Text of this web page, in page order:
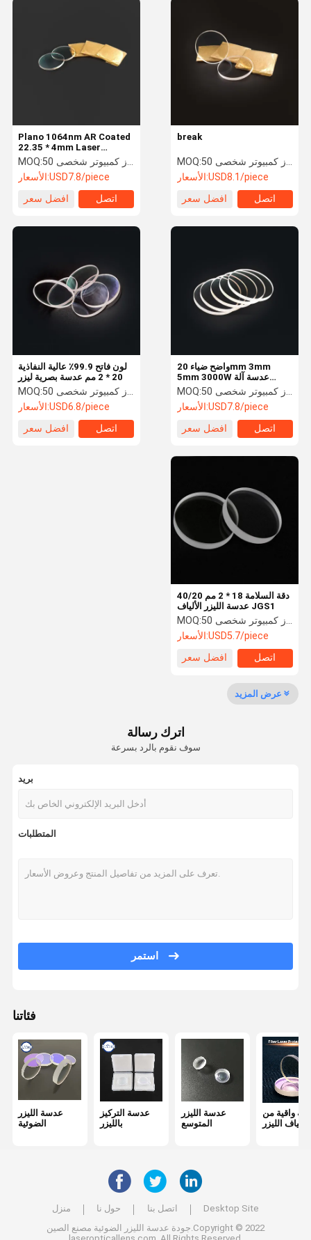
بلورات KTP
بصريات الأشعة تحت الحمراء
break
MOQ:
50 جهاز كمبيوتر شخصى
الأسعار:USD8.1/piece
افضل سعر
اتصل
Plano 1064nm AR Coated
22.35 * 4mm Laser
Optical Lens
MOQ:
50 جهاز كمبيوتر شخصى
الأسعار:USD7.8/piece
افضل سعر
اتصل
واضح ضياء 20mm 3mm
5mm 3000W عدسة آلة
القطع بالليزر
MOQ:
50 جهاز كمبيوتر شخصى
الأسعار:USD7.8/piece
افضل سعر
اتصل
لون فاتح 99.9٪ عالية النفاذية
20 * 2 مم عدسة بصرية ليزر
MOQ:
50 جهاز كمبيوتر شخصى
الأسعار:USD6.8/piece
افضل سعر
اتصل
دقة السلامة 18 * 2 مم 40/20
عدسة الليزر الألياف JGS1
MOQ:
50 جهاز كمبيوتر شخصى
الأسعار:USD5.7/piece
افضل سعر
اتصل
عرض المزيد
اترك رسالة
سوف نقوم بالرد بسرعة
بريد
المتطلبات
استمر
فئاتنا
عدسة الليزر
الضوئية
عدسة التركيز
بالليزر
عدسة الليزر
المتوسع
واقية من
ألياف الليزر
منزل حول نا اتصل بنا
Desktop Site
جودة عدسة الليزر الضوئية مصنع الصين.Copyright © 2022